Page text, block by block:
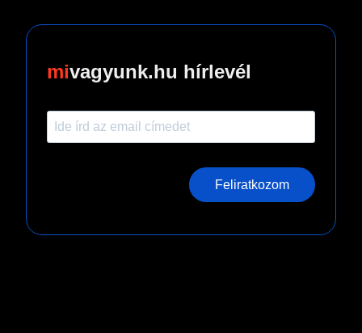
vagyunk.hu hírlevél
Feliratkozom